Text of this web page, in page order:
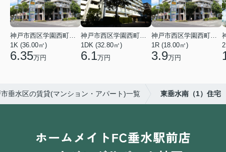
神戸市西区学園西町４丁目
1K (36.00㎡)
6.35万円
神戸市西区学園西町７丁目
1DK (32.80㎡)
6.1万円
神戸市西区学園西町４丁目
1R (18.00㎡)
3.9万円
垂水区の賃貸(マンション・アパート)一覧 東垂水南（1）住宅